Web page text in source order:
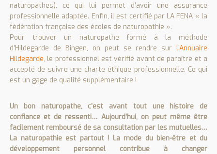
naturopathes), ce qui lui permet d’avoir une assurance
professionnelle adaptée. Enfin, il est certifié par LA FENA « la
fédération française des écoles de naturopathie ».
Pour trouver un naturopathe formé à la méthode
d’Hildegarde de Bingen, on peut se rendre sur l’Annuaire
Hildegarde, le professionnel est vérifié avant de paraître et a
accepté de suivre une charte éthique professionnelle. Ce qui
est un gage de qualité supplémentaire !
Un bon naturopathe, c’est avant tout une histoire de
confiance et de ressenti… Aujourd’hui, on peut même être
facilement remboursé de sa consultation par les mutuelles…
La naturopathie est partout ! La mode du bien-être et du
développement personnel contribue à changer